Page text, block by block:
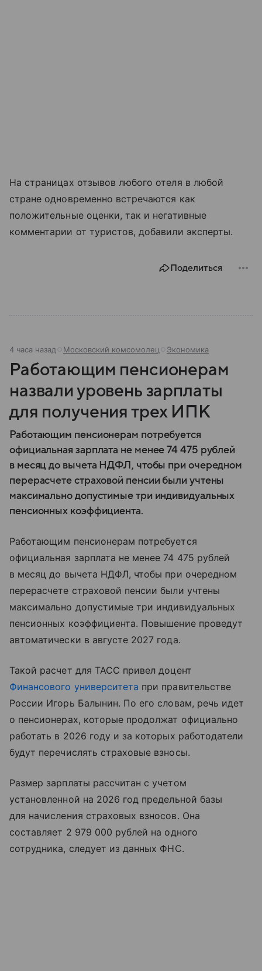
На страницах отзывов любого отеля в любой
стране одновременно встречаются как
положительные оценки, так и негативные
комментарии от туристов, добавили эксперты.
Поделиться
4 часа назад Московский комсомолец Экономика
Работающим пенсионерам
назвали уровень зарплаты
для получения трех ИПК
Работающим пенсионерам потребуется
официальная зарплата не менее 74 475 рублей
в месяц до вычета НДФЛ, чтобы при очередном
перерасчете страховой пенсии были учтены
максимально допустимые три индивидуальных
пенсионных коэффициента.
Работающим пенсионерам потребуется
официальная зарплата не менее 74 475 рублей
в месяц до вычета НДФЛ, чтобы при очередном
перерасчете страховой пенсии были учтены
максимально допустимые три индивидуальных
пенсионных коэффициента. Повышение проведут
автоматически в августе 2027 года.
Такой расчет для ТАСС привел доцент
Финансового университета при правительстве
России Игорь Балынин. По его словам, речь идет
о пенсионерах, которые продолжат официально
работать в 2026 году и за которых работодатели
будут перечислять страховые взносы.
Размер зарплаты рассчитан с учетом
установленной на 2026 год предельной базы
для начисления страховых взносов. Она
составляет 2 979 000 рублей на одного
сотрудника, следует из данных ФНС.